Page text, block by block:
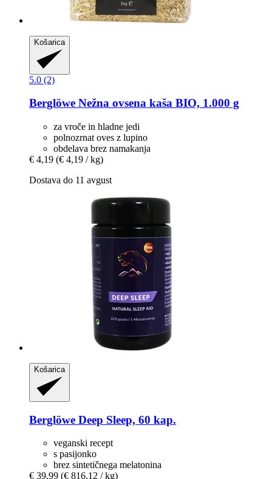
Košarica
5.0 (2)
Berglöwe Nežna ovsena kaša BIO, 1.000 g
za vroče in hladne jedi
polnozrnat oves z lupino
obdelava brez namakanja
€ 4,19 (€ 4,19 / kg)
Dostava do 11 avgust
Košarica
Berglöwe Deep Sleep, 60 kap.
veganski recept
s pasijonko
brez sintetičnega melatonina
€ 39,99 (€ 816,12 / kg)